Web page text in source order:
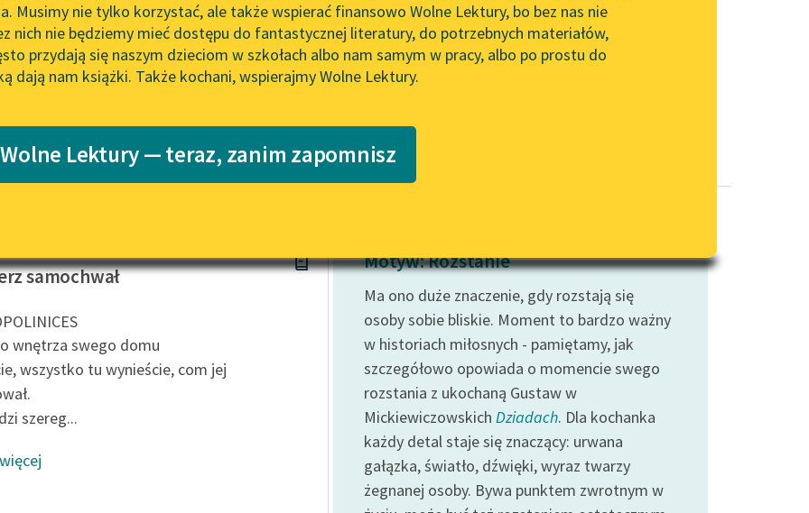
redakcyjne w Oslo
102. lata temu zmarł Joseph
Conrad
Lektury szkolne i klasyka
literatury do słuchania dla
E-kolekcja lektur szkolnych i
literatury do słuchania dla
Feministyczne inspiracje.
Popularyzacja skandynawskiej
literatury feministycznej
OAI-PMH
Widget Wolnych Lektur
Katalog
Katalog w formacie PDF
Logotypy
Materiały promocyjne
wrażliwych
Deklaracja dostępności
Musimy nie tylko korzystać, ale także wspierać finansowo Wolne Lektury, bo bez nas nie
nich nie będziemy mieć dostępu do fantastycznej literatury, do potrzebnych materiałów,
przydają się naszym dzieciom w szkołach albo nam samym w pracy, albo po prostu do
dają nam książki. Także kochani, wspierajmy Wolne Lektury.
Lektury — teraz, zanim zapomnisz
Dramat antyczny✖
samochwał
wnętrza swego domu
wszystko tu wynieście, com jej
szereg...
Motyw: Rozstanie
Ma ono duże znaczenie, gdy rozstają się
osoby sobie bliskie. Moment to bardzo ważny
w historiach miłosnych - pamiętamy, jak
szczegółowo opowiada o momencie swego
rozstania z ukochaną Gustaw w
Mickiewiczowskich Dziadach. Dla kochanka
każdy detal staje się znaczący: urwana
gałązka, światło, dźwięki, wyraz twarzy
żegnanej osoby. Bywa punktem zwrotnym w